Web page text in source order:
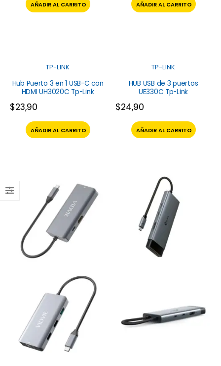
AÑADIR AL CARRITO AÑADIR AL CARRITO
TP-LINK
Hub Puerto 3 en 1 USB-C con
HDMI UH3020C Tp-Link
$23,90
AÑADIR AL CARRITO
TP-LINK
HUB USB de 3 puertos
UE330C Tp-Link
$24,90
AÑADIR AL CARRITO